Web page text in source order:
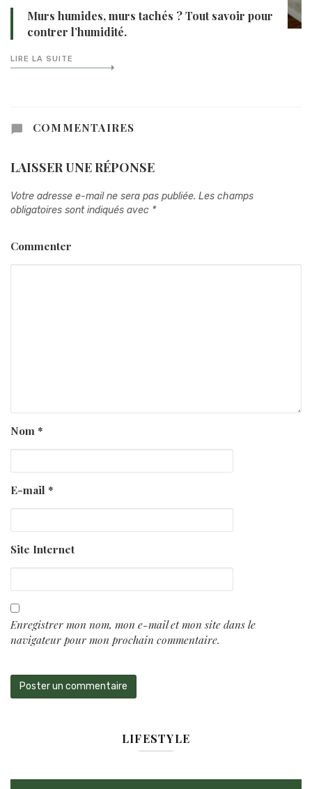
Murs humides, murs tachés ? Tout savoir pour
contrer l’humidité.
LIRE LA SUITE
COMMENTAIRES
LAISSER UNE RÉPONSE
Votre adresse e-mail ne sera pas publiée. Les champs
obligatoires sont indiqués avec *
Commenter
Nom *
E-mail *
Site Internet
Enregistrer mon nom, mon e-mail et mon site dans le
navigateur pour mon prochain commentaire.
LIFESTYLE